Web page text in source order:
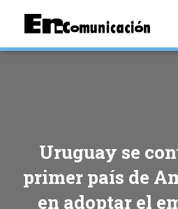
Uruguay se
primer país de
en adoptar el